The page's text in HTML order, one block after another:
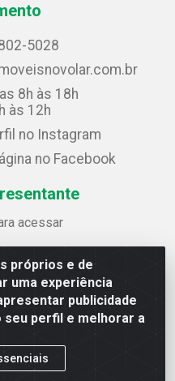
próprios e de
uma experiência
publicidade
perfil e melhorar a
5028
8h às 18h
às 12h
no Instagram
no Facebook
acessar
Ltda
Prazeres - Jaboatão dos
54.325-610
0013-70